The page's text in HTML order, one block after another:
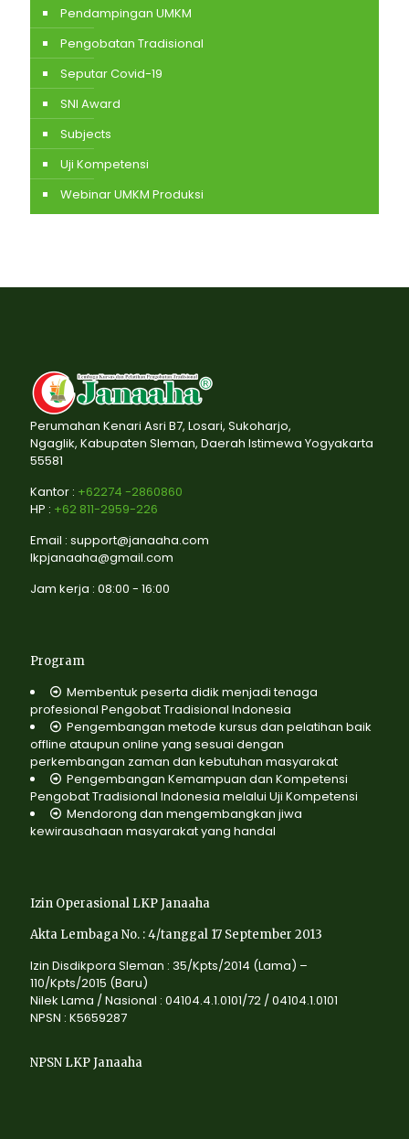
Pendampingan UMKM
Pengobatan Tradisional
Seputar Covid-19
SNI Award
Subjects
Uji Kompetensi
Webinar UMKM Produksi
Perumahan Kenari Asri B7, Losari, Sukoharjo,
Ngaglik, Kabupaten Sleman, Daerah Istimewa Yogyakarta
55581
Kantor : +62274 -2860860
HP : +62 811-2959-226
Email : support@janaaha.com
lkpjanaaha@gmail.com
Jam kerja : 08:00 - 16:00
Program
Membentuk peserta didik menjadi tenaga
profesional Pengobat Tradisional Indonesia
Pengembangan metode kursus dan pelatihan baik
offline ataupun online yang sesuai dengan
perkembangan zaman dan kebutuhan masyarakat
Pengembangan Kemampuan dan Kompetensi
Pengobat Tradisional Indonesia melalui Uji Kompetensi
Mendorong dan mengembangkan jiwa
kewirausahaan masyarakat yang handal
Izin Operasional LKP Janaaha
Akta Lembaga No. : 4/tanggal 17 September 2013
Izin Disdikpora Sleman : 35/Kpts/2014 (Lama) –
110/Kpts/2015 (Baru)
Nilek Lama / Nasional : 04104.4.1.0101/72 / 04104.1.0101
NPSN : K5659287
NPSN LKP Janaaha